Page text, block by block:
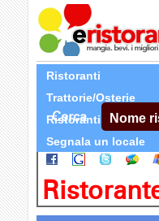
Ristoranti
Trattorie/Osterie
Ristoranti Etnici
Segnala un locale
Cerca